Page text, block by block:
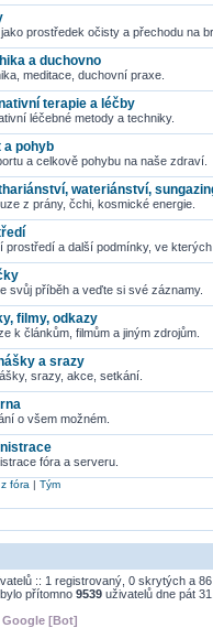
prostředek očisty a přechodu na
a duchovno
meditace, duchovní praxe.
terapie a léčby
léčebné metody a techniky.
a pohyb
a celkově pohybu na naše zdraví.
wateriánství,
z prány, čchi, kosmické energie.
prostředí a další podmínky, ve kterých
svůj příběh a veďte si své záznamy.
filmy, odkazy
k článkům, filmům a jiným zdrojům.
a srazy
srazy, akce, setkání.
o všem možném.
fóra a serveru.
fóra | Tým
:: 1 registrovaný, 0 skrytých a
přítomno 9539 uživatelů dne pát
Google [Bot]